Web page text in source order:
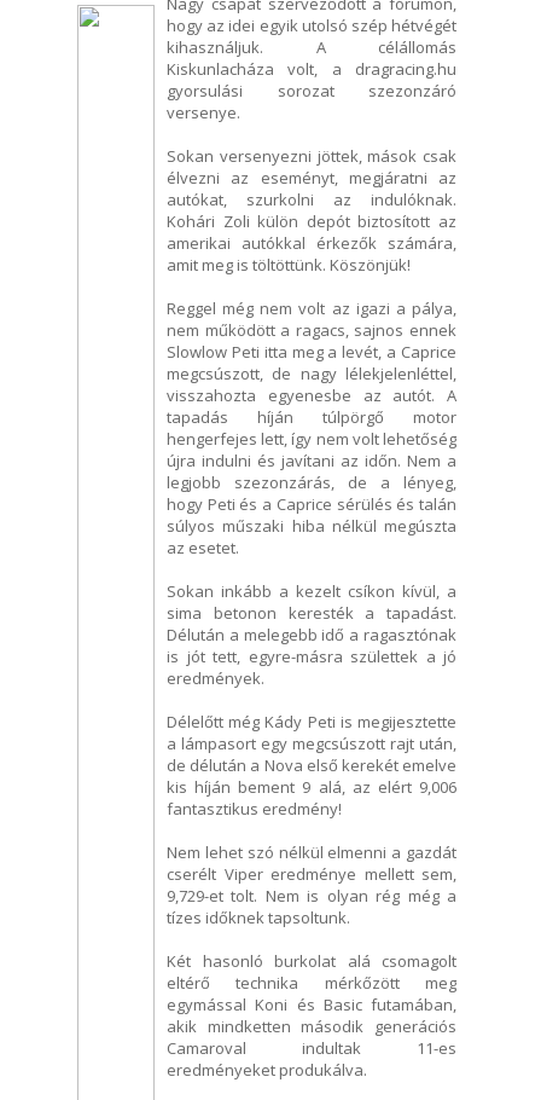
hogy az idei egyik utolsó szép hétvégét
kihasználjuk. A célállomás
Kiskunlacháza volt, a dragracing.hu
gyorsulási sorozat szezonzáró
versenye.
Sokan versenyezni jöttek, mások csak
élvezni az eseményt, megjáratni az
autókat, szurkolni az indulóknak.
Kohári Zoli külön depót biztosított az
amerikai autókkal érkezők számára,
amit meg is töltöttünk. Köszönjük!
Reggel még nem volt az igazi a pálya,
nem működött a ragacs, sajnos ennek
Slowlow Peti itta meg a levét, a Caprice
megcsúszott, de nagy lélekjelenléttel,
visszahozta egyenesbe az autót. A
tapadás híján túlpörgő motor
hengerfejes lett, így nem volt lehetőség
újra indulni és javítani az időn. Nem a
legjobb szezonzárás, de a lényeg,
hogy Peti és a Caprice sérülés és talán
súlyos műszaki hiba nélkül megúszta
az esetet.
Sokan inkább a kezelt csíkon kívül, a
sima betonon keresték a tapadást.
Délután a melegebb idő a ragasztónak
is jót tett, egyre-másra születtek a jó
eredmények.
Délelőtt még Kády Peti is megijesztette
a lámpasort egy megcsúszott rajt után,
de délután a Nova első kerekét emelve
kis híján bement 9 alá, az elért 9,006
fantasztikus eredmény!
Nem lehet szó nélkül elmenni a gazdát
cserélt Viper eredménye mellett sem,
9,729-et tolt. Nem is olyan rég még a
tízes időknek tapsoltunk.
Két hasonló burkolat alá csomagolt
eltérő technika mérkőzött meg
egymással Koni és Basic futamában,
akik mindketten második generációs
Camaroval indultak 11-es
eredményeket produkálva.